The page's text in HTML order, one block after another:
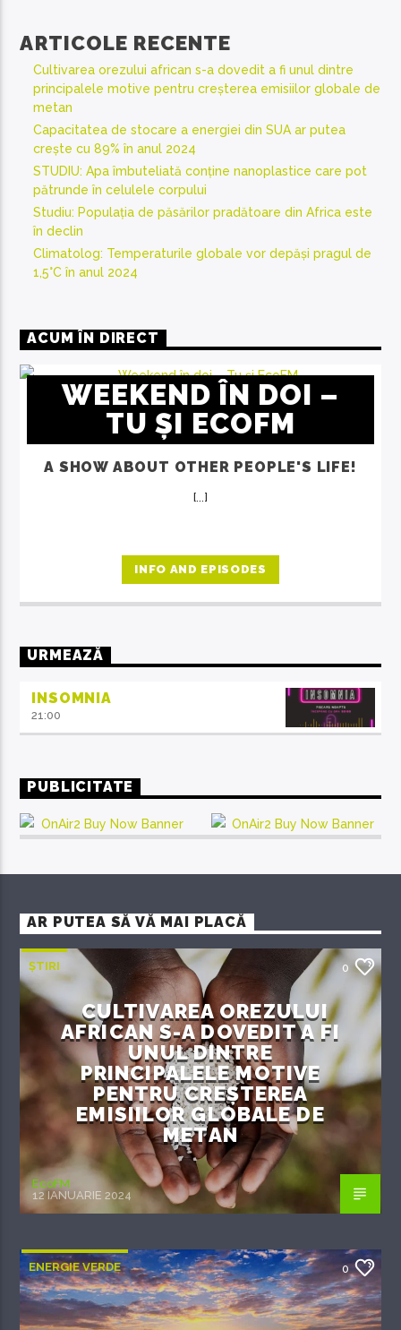
ARTICOLE RECENTE
Cultivarea orezului african s-a dovedit a fi unul dintre
principalele motive pentru creșterea emisiilor globale de
metan
Capacitatea de stocare a energiei din SUA ar putea
crește cu 89% în anul 2024
STUDIU: Apa îmbuteliată conține nanoplastice care pot
pătrunde în celulele corpului
Studiu: Populația de păsărilor pradătoare din Africa este
în declin
Climatolog: Temperaturile globale vor depăși pragul de
1,5°C în anul 2024
ACUM ÎN DIRECT
WEEKEND ÎN DOI –
TU ȘI ECOFM
A SHOW ABOUT OTHER PEOPLE'S LIFE!
[...]
INFO AND EPISODES
URMEAZĂ
INSOMNIA
21:00
PUBLICITATE
AR PUTEA SĂ VĂ MAI PLACĂ
ȘTIRI 0
CULTIVAREA OREZULUI
AFRICAN S-A DOVEDIT A FI
UNUL DINTRE
PRINCIPALELE MOTIVE
PENTRU CREȘTEREA
EMISIILOR GLOBALE DE
METAN
EcoFM
12 IANUARIE 2024
ENERGIE VERDE 0